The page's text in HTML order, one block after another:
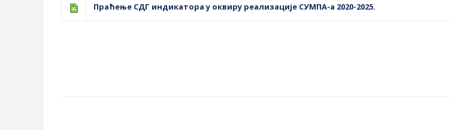
Праћење СДГ индикатора у оквиру реализације СУМПА-а 2020-2025.